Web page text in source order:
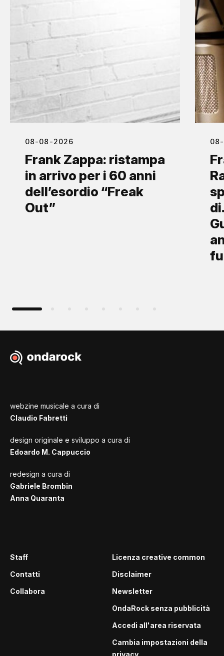
08-08-2026
Frank Zappa: ristampa
in arrivo per i 60 anni
dell’esordio “Freak
Out”
webzine musicale a cura di
Claudio Fabretti
design originale e sviluppo a cura di
Edoardo M. Cappuccio
redesign a cura di
Gabriele Brombin
Anna Quaranta
Staff
Contatti
Collabora
Licenza creative common
Disclaimer
Newsletter
OndaRock senza pubblicità
Accedi all'area riservata
Cambia impostazioni della
privacy